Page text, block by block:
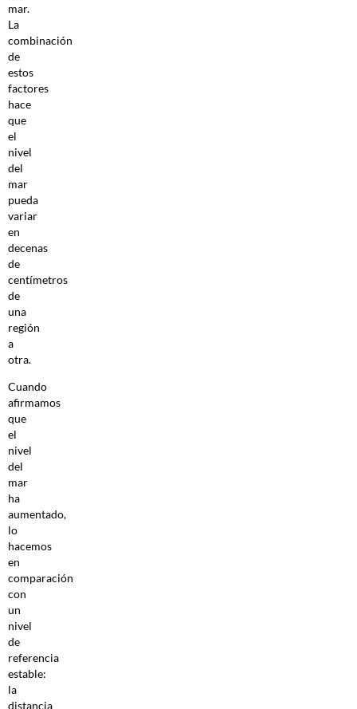
mar.
La
combinación
de
estos
factores
hace
que
el
nivel
del
mar
pueda
variar
en
decenas
de
centímetros
de
una
región
a
otra.
Cuando
afirmamos
que
el
nivel
del
mar
ha
aumentado,
lo
hacemos
en
comparación
con
un
nivel
de
referencia
estable:
la
distancia